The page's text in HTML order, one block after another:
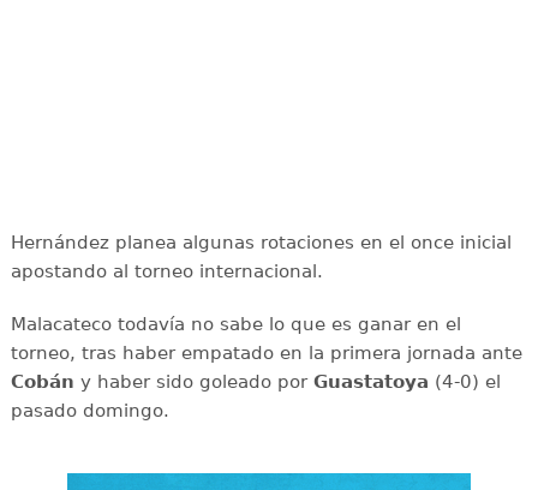
Hernández planea algunas rotaciones en el once inicial
apostando al torneo internacional.
Malacateco todavía no sabe lo que es ganar en el
torneo, tras haber empatado en la primera jornada ante
Cobán y haber sido goleado por Guastatoya (4-0) el
pasado domingo.